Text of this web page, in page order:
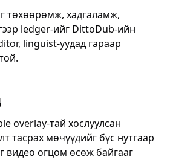
төхөөрөмж, хадгаламж,
ledger-ийг DittoDub-ийн
linguist-уудад гараар
overlay-тай хослуулсан
тасрах мөчүүдийг бүс нутгаар
видео огцом өсөж байгааг